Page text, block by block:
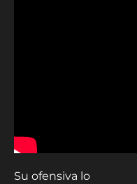
Su ofensiva lo